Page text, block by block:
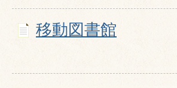
移動図書館